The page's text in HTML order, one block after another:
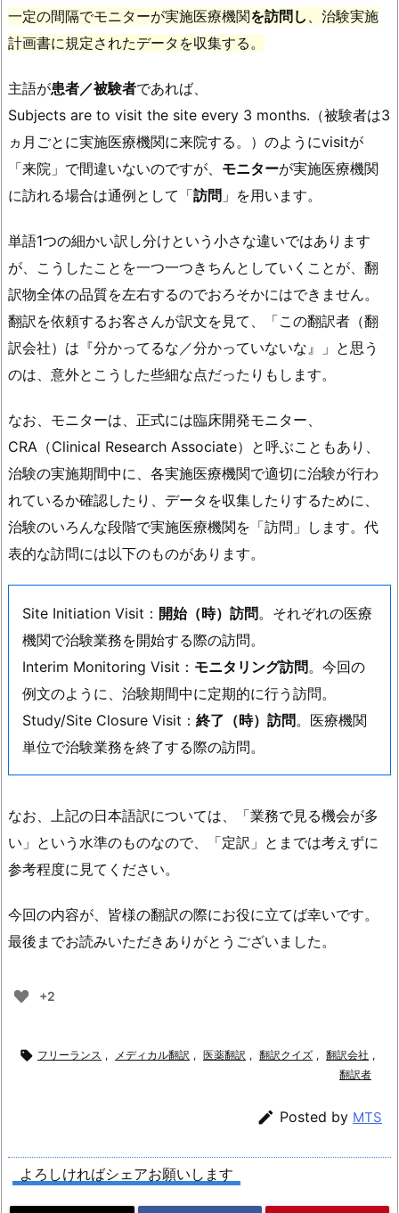
一定の間隔でモニターが実施医療機関を訪問し 、治験実施
計画書に規定されたデータを収集する。
主語が患者／被験者であれば、
Subjects are to visit the site every 3 months.（被験者は3
ヵ月ごとに実施医療機関に来院する。）のようにvisitが
「来院」で間違いないのですが、 モニターが実施医療機関
に訪れる場合は通例として「訪問 」を用います。
単語1つの細かい訳し分けという小さな違いではあります
が、こうしたことを一つ一つきちんとしていくことが、翻
訳物全体の品質を左右するのでおろそかにはできません。
翻訳を依頼するお客さんが訳文を見て、「この翻訳者（翻
訳会社）は『分かってるな／分かっていないな』」と思う
のは、意外とこうした些細な点だったりもします。
なお、モニターは、正式には臨床開発モニター、
CRA（Clinical Research Associate）と呼ぶこともあり、
治験の実施期間中に、各実施医療機関で適切に治験が行わ
れているか確認したり、データを収集したりするために、
治験のいろんな段階で実施医療機関を「訪問」します。代
表的な訪問には以下のものがあります。
Site Initiation Visit： 開始（時）訪問。それぞれの医療
機関で治験業務を開始する際の訪問。
Interim Monitoring Visit： モニタリング訪問。今回の
例文のように、治験期間中に定期的に行う訪問。
Study/Site Closure Visit： 終了（時）訪問。医療機関
単位で治験業務を終了する際の訪問。
なお、上記の日本語訳については、「業務で見る機会が多
い」という水準のものなので、「定訳」とまでは考えずに
参考程度に見てください。
今回の内容が、皆様の翻訳の際にお役に立てば幸いです。
最後までお読みいただきありがとうございました。
+2
 フリーランス , メディカル翻訳 , 医薬翻訳 , 翻訳クイズ , 翻訳会社 ,
翻訳者
 Posted by MTS
よろしければシェアお願いします